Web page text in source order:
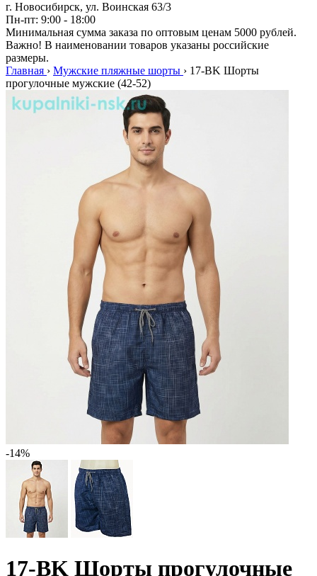
г. Новосибирск, ул. Воинская 63/3
Пн-пт: 9:00 - 18:00
Минимальная сумма заказа по оптовым ценам 5000 рублей.
Важно! В наименовании товаров указаны российские
размеры.
Главная › Мужские пляжные шорты › 17-BK Шорты
прогулочные мужские (42-52)
-14%
17-BK Шорты прогулочные